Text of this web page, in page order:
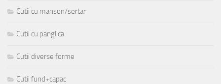
Cutii cu manson/sertar
Cutii cu panglica
Cutii diverse forme
Cutii fund+capac